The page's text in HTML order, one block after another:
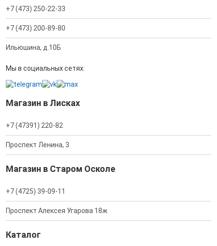
+7 (473) 250-22-33
+7 (473) 200-89-80
Ильюшина, д.10Б
Мы в социальных сетях:
Магазин в Лисках
+7 (47391) 220-82
Проспект Ленина, 3
Магазин в Старом Осколе
+7 (4725) 39-09-11
Проспект Алексея Угарова 18ж
Каталог